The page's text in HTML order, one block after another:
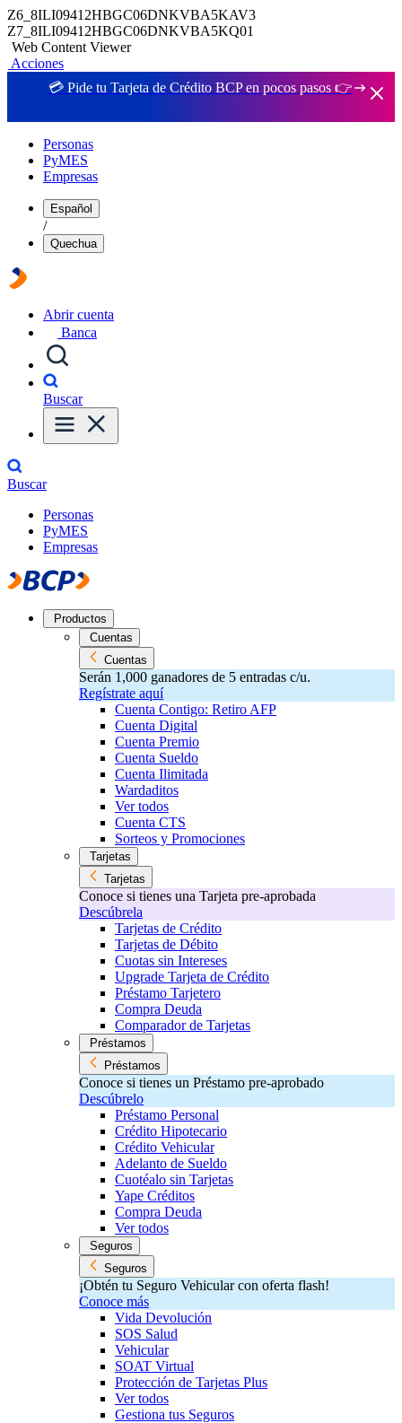
Z6_8ILI09412HBGC06DNKVBA5KAV3
Z7_8ILI09412HBGC06DNKVBA5KQ01
Web Content Viewer
Acciones
💳 Pide tu Tarjeta de Crédito BCP en pocos pasos 👉
Personas
PyMES
Empresas
Español
/
Quechua
Abrir cuenta
Banca
Buscar
Buscar
Personas
PyMES
Empresas
Productos
Cuentas
Cuentas
Serán 1,000 ganadores de 5 entradas c/u.
Regístrate aquí
Cuenta Contigo: Retiro AFP
Cuenta Digital
Cuenta Premio
Cuenta Sueldo
Cuenta Ilimitada
Wardaditos
Ver todos
Cuenta CTS
Sorteos y Promociones
Tarjetas
Tarjetas
Conoce si tienes una Tarjeta pre-aprobada
Descúbrela
Tarjetas de Crédito
Tarjetas de Débito
Cuotas sin Intereses
Upgrade Tarjeta de Crédito
Préstamo Tarjetero
Compra Deuda
Comparador de Tarjetas
Préstamos
Préstamos
Conoce si tienes un Préstamo pre-aprobado
Descúbrelo
Préstamo Personal
Crédito Hipotecario
Crédito Vehicular
Adelanto de Sueldo
Cuotéalo sin Tarjetas
Yape Créditos
Compra Deuda
Ver todos
Seguros
Seguros
¡Obtén tu Seguro Vehicular con oferta flash!
Conoce más
Vida Devolución
SOS Salud
Vehicular
SOAT Virtual
Protección de Tarjetas Plus
Ver todos
Gestiona tus Seguros